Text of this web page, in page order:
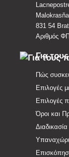
831 54
Αριθμός
Για
Πώς
Επιλογές
Επιλογές
Όροι και